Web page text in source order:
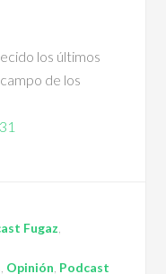
los últimos
de los
Fugaz,
, Opinión, Podcast